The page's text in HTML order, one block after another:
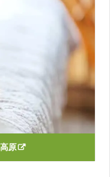
原